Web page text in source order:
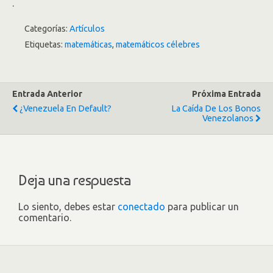
.
Categorías: Artículos
Etiquetas: matemáticas, matemáticos célebres
Entrada Anterior
¿Venezuela En Default?
Próxima Entrada
La Caída De Los Bonos
Venezolanos
Deja una respuesta
Lo siento, debes estar conectado para publicar un
comentario.